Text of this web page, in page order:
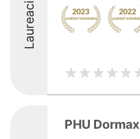
Laureaci
PHU Dormax